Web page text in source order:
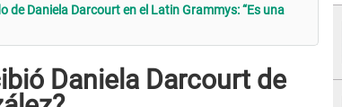
de Daniela Darcourt en el Latin Grammys: “Es una
Daniela Darcourt de